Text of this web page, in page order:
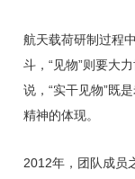
航天载荷研制过程
斗，“见物”则要大
说，“实干见物”既
精神的体现。
2012年，团队成员